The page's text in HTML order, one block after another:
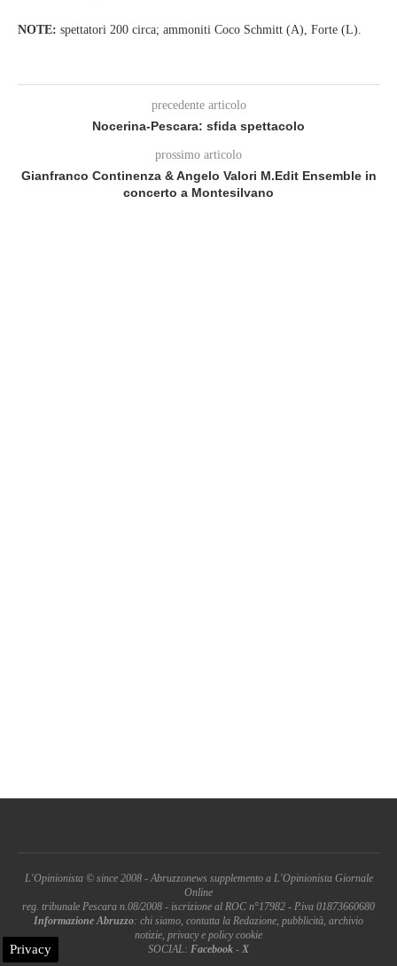
NOTE: spettatori 200 circa; ammoniti Coco Schmitt (A), Forte (L).
precedente articolo
Nocerina-Pescara: sfida spettacolo
prossimo articolo
Gianfranco Continenza & Angelo Valori M.Edit Ensemble in
concerto a Montesilvano
L'Opinionista © since 2008 - Abruzzonews supplemento a L'Opinionista Giornale
Online
reg. tribunale Pescara n.08/2008 - iscrizione al ROC n°17982 - P.iva 01873660680
Informazione Abruzzo: chi siamo, contatta la Redazione, pubblicità, archivio
notizie, privacy e policy cookie
SOCIAL: Facebook - X
Privacy